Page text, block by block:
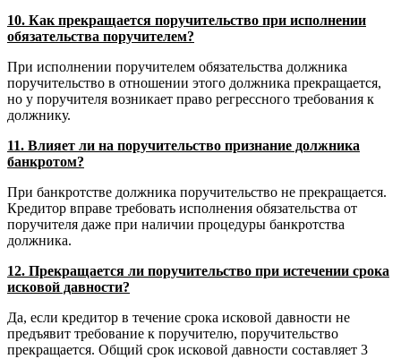
10. Как прекращается поручительство при исполнении
обязательства поручителем?
При исполнении поручителем обязательства должника
поручительство в отношении этого должника прекращается,
но у поручителя возникает право регрессного требования к
должнику.
11. Влияет ли на поручительство признание должника
банкротом?
При банкротстве должника поручительство не прекращается.
Кредитор вправе требовать исполнения обязательства от
поручителя даже при наличии процедуры банкротства
должника.
12. Прекращается ли поручительство при истечении срока
исковой давности?
Да, если кредитор в течение срока исковой давности не
предъявит требование к поручителю, поручительство
прекращается. Общий срок исковой давности составляет 3